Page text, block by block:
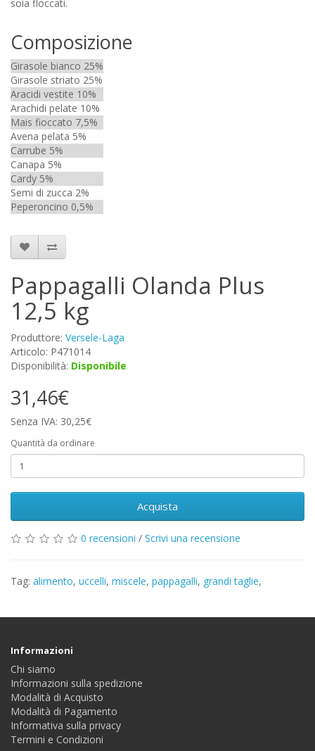
soia floccati.
Composizione
Girasole bianco 25%
Girasole striato 25%
Aracidi vestite 10%
Arachidi pelate 10%
Mais fioccato 7,5%
Avena pelata 5%
Carrube 5%
Canapa 5%
Cardy 5%
Semi di zucca 2%
Peperoncino 0,5%
Pappagalli Olanda Plus
12,5 kg
Produttore: Versele-Laga
Articolo: P471014
Disponibilità: Disponibile
31,46€
Senza IVA: 30,25€
Quantità da ordinare
Acquista
0 recensioni / Scrivi una recensione
Tag: alimento, uccelli, miscele, pappagalli, grandi taglie,
Informazioni
Chi siamo
Informazioni sulla spedizione
Modalità di Acquisto
Modalità di Pagamento
Informativa sulla privacy
Termini e Condizioni